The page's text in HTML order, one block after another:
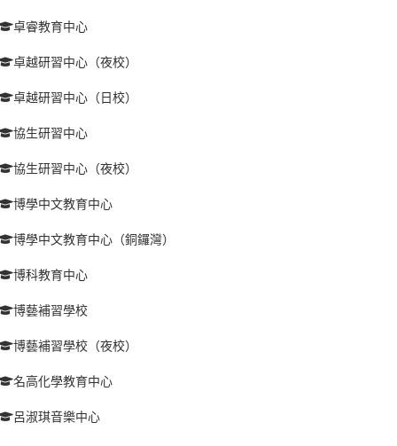
卓睿教育中心
卓越研習中心（夜校）
卓越研習中心（日校）
協生研習中心
協生研習中心（夜校）
博學中文教育中心
博學中文教育中心（銅鑼灣）
博科教育中心
博藝補習學校
博藝補習學校（夜校）
名高化學教育中心
呂淑琪音樂中心